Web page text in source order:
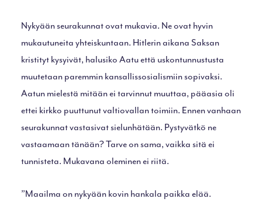
Nykyään seurakunnat ovat mukavia. Ne ovat hyvin
mukautuneita yhteiskuntaan. Hitlerin aikana Saksan
kristityt kysyivät, halusiko Aatu että uskontunnustusta
muutetaan paremmin kansallissosialismiin sopivaksi.
Aatun mielestä mitään ei tarvinnut muuttaa, pääasia oli
ettei kirkko puuttunut valtiovallan toimiin. Ennen vanhaan
seurakunnat vastasivat sielunhätään. Pystyvätkö ne
vastaamaan tänään? Tarve on sama, vaikka sitä ei
tunnisteta. Mukavana oleminen ei riitä.
”Maailma on nykyään kovin hankala paikka elää.